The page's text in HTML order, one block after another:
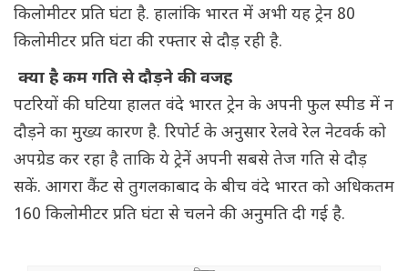
किलोमीटर प्रति घंटा है. हालांकि भारत में अभी यह ट्रेन 80
किलोमीटर प्रति घंटा की रफ्तार से दौड़ रही है.
क्या है कम गति से दौड़ने की वजह
पटरियों की घटिया हालत वंदे भारत ट्रेन के अपनी फुल स्पीड में न
दौड़ने का मुख्य कारण है. रिपोर्ट के अनुसार रेलवे रेल नेटवर्क को
अपग्रेड कर रहा है ताकि ये ट्रेनें अपनी सबसे तेज गति से दौड़
सकें. आगरा कैंट से तुगलकाबाद के बीच वंदे भारत को अधिकतम
160 किलोमीटर प्रति घंटा से चलने की अनुमति दी गई है.